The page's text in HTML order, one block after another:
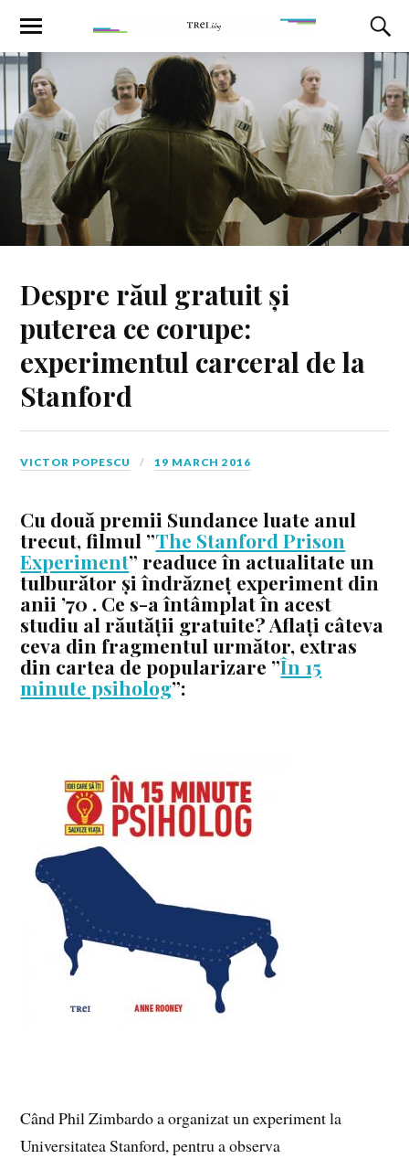
Despre răul gratuit și
puterea ce corupe:
experimentul carceral de la
Stanford
VICTOR POPESCU 19 MARCH 2016
Cu două premii Sundance luate anul
trecut, filmul ”The Stanford Prison
Experiment” readuce în actualitate un
tulburător și îndrăzneț experiment din
anii ’70 . Ce s-a întâmplat în acest
studiu al răutății gratuite? Aflați câteva
ceva din fragmentul următor, extras
din cartea de popularizare ”În 15
minute psiholog”:
Când Phil Zimbardo a organizat un experiment la
Universitatea Stanford, pentru a observa